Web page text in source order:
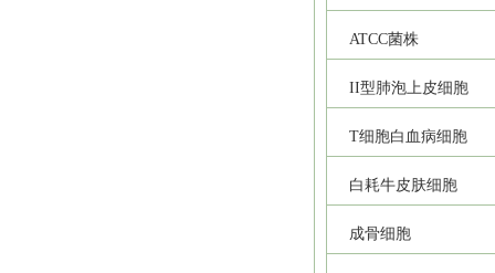
ATCC菌株
II型肺泡上皮细胞
T细胞白血病细胞
白耗牛皮肤细胞
成骨细胞